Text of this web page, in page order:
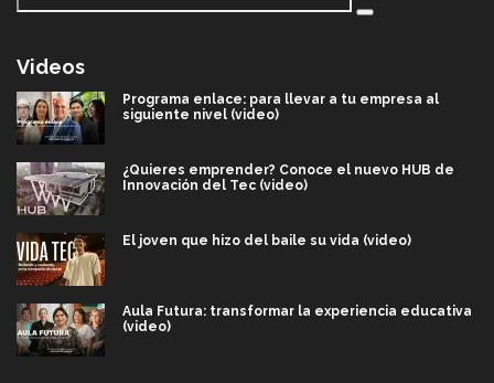
Videos
Programa enlace: para llevar a tu empresa al
siguiente nivel (video)
¿Quieres emprender? Conoce el nuevo HUB de
Innovación del Tec (video)
El joven que hizo del baile su vida (video)
Aula Futura: transformar la experiencia educativa
(video)